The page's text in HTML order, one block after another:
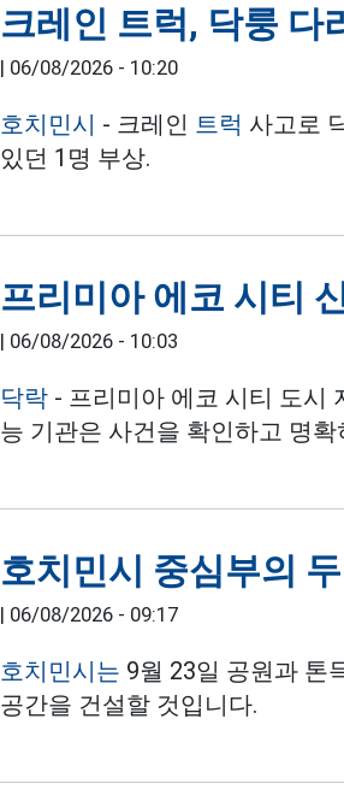
크레인 트럭, 닥룽 다
| 06/08/2026 - 10:20
호치민시 - 크레인 트럭 사고로
있던 1명 부상.
프리미아 에코 시티
| 06/08/2026 - 10:03
닥락 - 프리미아 에코 시티 도시
능 기관은 사건을 확인하고 명
호치민시 중심부의
| 06/08/2026 - 09:17
호치민시는 9월 23일 공원과 톤
공간을 건설할 것입니다.